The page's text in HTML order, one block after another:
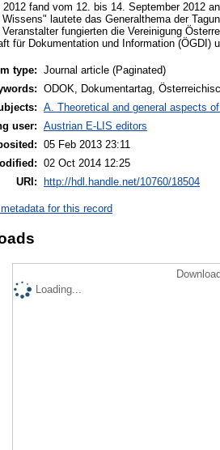
2012 fand vom 12. bis 14. September 2012
lautete das Generalthema der
fungierten die Vereinigung
für Dokumentation und Information (ÖGDI)
type:
Journal article (Paginated)
ODOK, Dokumentartag,
A. Theoretical and general aspects
user: Austrian E-LIS editors
05 Feb 2013 23:11
02 Oct 2014 12:25
URI:
http://hdl.handle.net/10760/18504
for this record
Loading...